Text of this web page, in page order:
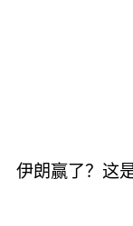
伊朗赢了？这